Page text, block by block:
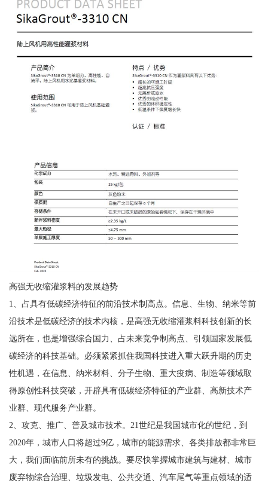
高强无收缩灌浆料的发展趋势
1、占具有低碳经济特征的前沿技术制高点。信息、生物、纳米等前
沿技术是低碳经济的技术内核，是高强无收缩灌浆料科技创新的长
远所在，也是增强综合国力、占未来竞争制高点、引领国家发展低
碳经济的科技基础。必须紧紧抓住我国科技进入重大跃升期的历史
性机遇，在信息、纳米材料、分子生物、重大疫病、制造等领域取
得原创性科技突破，开辟具有低碳经济特征的产业群、高新技术产
业群、现代服务产业群。
2、攻克、推广、普及城市技术。21世纪是我国城市化的世纪，到
2020年，城市人口将超过9亿，城市的能源需求、各类排放都非常巨
大，我们面临前所未有的挑战。要尽快掌握城市建筑与建材、城市
废弃物综合治理、垃圾发电、公共交通、汽车尾气等重点领域的适